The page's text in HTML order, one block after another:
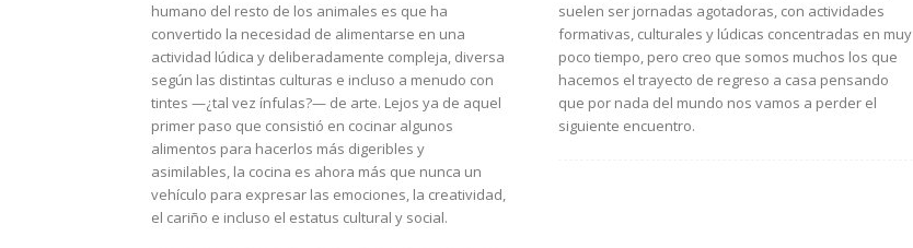
humano del resto de los animales es que ha
convertido la necesidad de alimentarse en una
actividad lúdica y deliberadamente compleja, diversa
según las distintas culturas e incluso a menudo con
tintes —¿tal vez ínfulas?— de arte. Lejos ya de aquel
primer paso que consistió en cocinar algunos
alimentos para hacerlos más digeribles y
asimilables, la cocina es ahora más que nunca un
vehículo para expresar las emociones, la creatividad,
el cariño e incluso el estatus cultural y social.
suelen ser jornadas agotadoras, con actividades
formativas, culturales y lúdicas concentradas en muy
poco tiempo, pero creo que somos muchos los que
hacemos el trayecto de regreso a casa pensando
que por nada del mundo nos vamos a perder el
siguiente encuentro.